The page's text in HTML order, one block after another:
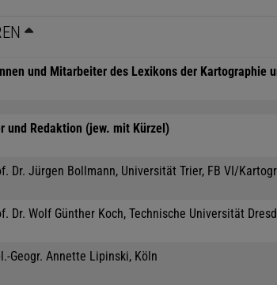
und Mitarbeiter des Lexikons der Kartographie
und Redaktion (jew. mit Kürzel)
Dr. Jürgen Bollmann, Universität Trier, FB VI/
Dr. Wolf Günther Koch, Technische Universität
Geogr. Annette Lipinski, Köln